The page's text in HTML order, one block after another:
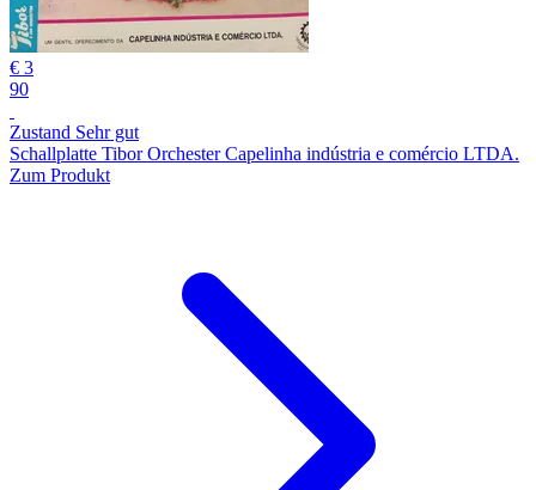
€ 3
90
Zustand Sehr gut
Schallplatte Tibor Orchester Capelinha indústria e comércio LTDA.
Zum Produkt